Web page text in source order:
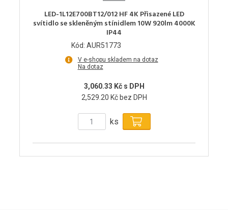
LED-1L12E700BT12/012 HF 4K Přisazené LED
svítidlo se skleněným stínidlem 10W 920lm 4000K
IP44
Kód: AUR51773
V e-shopu skladem na dotaz
Na dotaz
3,060.33 Kč s DPH
2,529.20 Kč bez DPH
ks